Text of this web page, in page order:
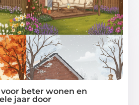
beter wonen en
jaar door